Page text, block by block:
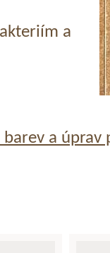
a
a úprav